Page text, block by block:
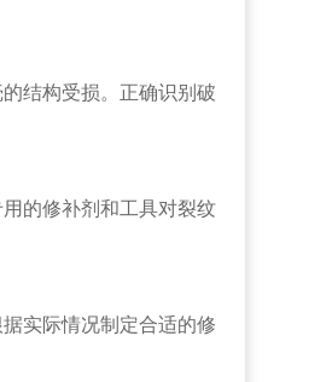
结构受损。正确识别破
的修补剂和工具对裂纹
实际情况制定合适的修